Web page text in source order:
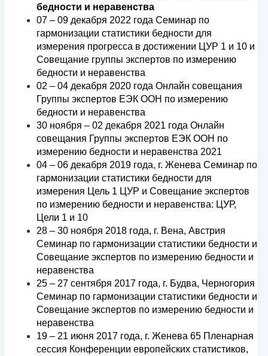
бедности и неравенства
07 – 09 декабря 2022 года Семинар по
гармонизации статистики бедности для
измерения прогресса в достижении ЦУР 1 и 10 и
Совещание группы экспертов по измерению
бедности и неравенства
02 – 04 декабря 2020 года Онлайн совещания
Группы экспертов ЕЭК ООН по измерению
бедности и неравенства
30 ноября – 02 декабря 2021 года Онлайн
совещания Группы экспертов ЕЭК ООН по
измерению бедности и неравенства 2021
04 – 06 декабря 2019 года, г. Женева Семинар по
гармонизации статистики бедности для
измерения Цель 1 ЦУР и Совещание экспертов
по измерению бедности и неравенства: ЦУР,
Цели 1 и 10
28 – 30 ноября 2018 года, г. Вена, Австрия
Семинар по гармонизации статистики бедности и
Совещание экспертов по измерению бедности и
неравенства
25 – 27 сентября 2017 года, г. Будва, Черногория
Семинар по гармонизации статистики бедности и
Совещание экспертов по измерению бедности и
неравенства
19 – 21 июня 2017 года, г. Женева 65 Пленарная
сессия Конференции европейских статистиков,